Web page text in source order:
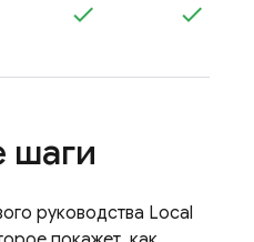
руководства Local